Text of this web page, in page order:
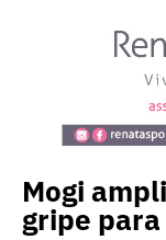
Mogi
gripe